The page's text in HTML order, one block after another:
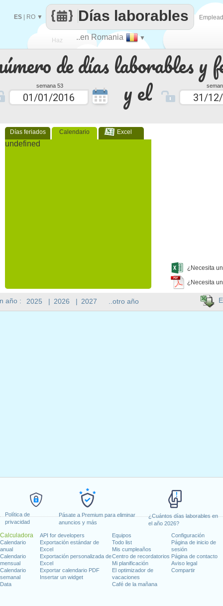
Política de
privacidad
Pásate a Premium para eliminar
anuncios y más
¿Cuántos días laborables en
el año 2026?
Calculadora
Calendario
anual
Calendario
mensual
Calendario
semanal
Data
API for developers
Exportación estándar de
Excel
Exportación personalizada de
Excel
Exportar calendario PDF
Insertar un widget
Equipos
Todo list
Mis cumpleaños
Centro de recordatorios
Mi planificación
El optimizador de
vacaciones
Café de la mañana
Configuración
Página de inicio de
sesión
Página de contacto
Aviso legal
Compartir
de días laborables y
semana 53 y el
Días feriados Calendario Excel
undefined
¿Necesita
¿Necesita
Haz
que
..en Romania ▼
Días laborables
ES RO ▼
año : 2025 | 2026 | 2027 ..otro año